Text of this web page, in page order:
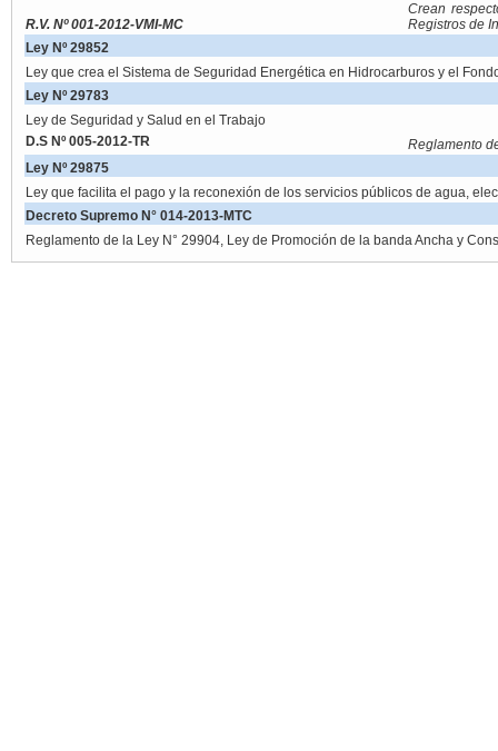
R.V. Nº 001-2012-VMI-MC
Crean
Registros de
Ley Nº 29852
Ley que crea el Sistema de Seguridad Energética en Hidrocarburos y el
Ley Nº 29783
Ley de Seguridad y Salud en el Trabajo
D.S Nº 005-2012-TR
Reglamento
Ley Nº 29875
Ley que facilita el pago y la reconexión de los servicios públicos de agua,
Decreto Supremo N° 014-2013-MTC
Reglamento de la Ley N° 29904, Ley de Promoción de la banda Ancha y